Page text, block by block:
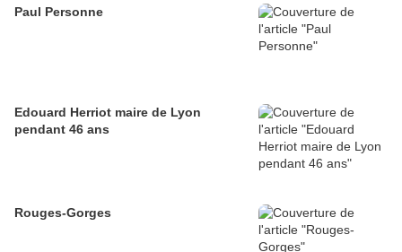
Paul Personne
Edouard Herriot maire de Lyon
pendant 46 ans
Rouges-Gorges